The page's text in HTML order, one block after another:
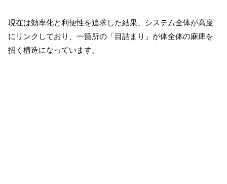
現在は効率化と利便性を追求した結果、システム全体が高度
にリンクしており、一箇所の「目詰まり」が体全体の麻痺を
招く構造になっています。